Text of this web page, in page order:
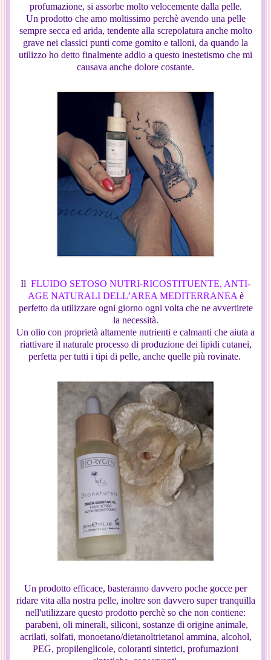
profumazione, si assorbe molto velocemente dalla pelle.
Un prodotto che amo moltissimo perchè avendo una pelle
sempre secca ed arida, tendente alla screpolatura anche molto
grave nei classici punti come gomito e talloni, da quando la
utilizzo ho detto finalmente addio a questo inestetismo che mi
causava anche dolore costante.
Il FLUIDO SETOSO NUTRI-RICOSTITUENTE, ANTI-
AGE NATURALI DELL’AREA MEDITERRANEA è
perfetto da utilizzare ogni giorno ogni volta che ne avvertirete
la necessità.
Un olio con proprietà altamente nutrienti e calmanti che aiuta a
riattivare il naturale processo di produzione dei lipidi cutanei,
perfetta per tutti i tipi di pelle, anche quelle più rovinate.
Un prodotto efficace, basteranno davvero poche gocce per
ridare vita alla nostra pelle, inoltre son davvero super tranquilla
nell'utilizzare questo prodotto perchè so che non contiene:
parabeni, oli minerali, siliconi, sostanze di origine animale,
acrilati, solfati, monoetano/dietanoltrietanol ammina, alcohol,
PEG, propilenglicole, coloranti sintetici, profumazioni